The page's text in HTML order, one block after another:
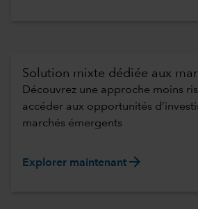
Solution mixte dédiée aux
Découvrez une approche moins
accéder aux opportunités
marchés émergents
Explorer maintenant arrow_forward